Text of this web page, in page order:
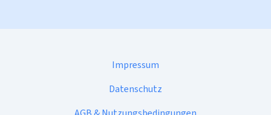
Impressum
Datenschutz